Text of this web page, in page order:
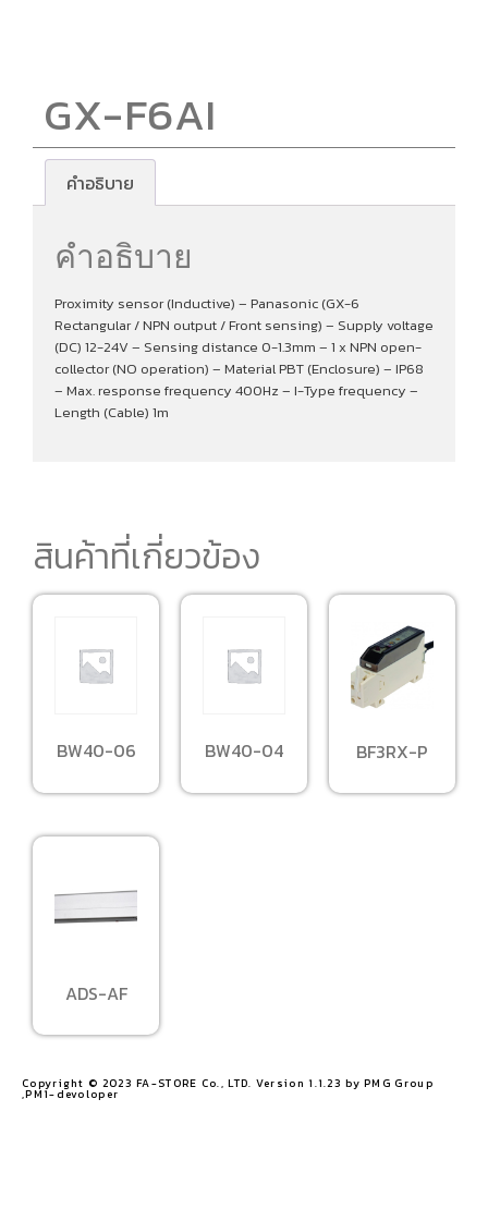
GX-F6AI
คำอธิบาย
คำอธิบาย
Proximity sensor (Inductive) – Panasonic (GX-6
Rectangular / NPN output / Front sensing) – Supply voltage
(DC) 12-24V – Sensing distance 0-1.3mm – 1 x NPN open-
collector (NO operation) – Material PBT (Enclosure) – IP68
– Max. response frequency 400Hz – I-Type frequency –
Length (Cable) 1m
สินค้าที่เกี่ยวข้อง
BW40-06 BW40-04 BF3RX-P
ADS-AF
Copyright © 2023 FA-STORE Co., LTD. Version 1.1.23 by PMG Group
,PM1-devoloper​